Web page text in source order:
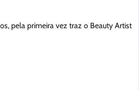
pela primeira vez traz o Beauty Artist